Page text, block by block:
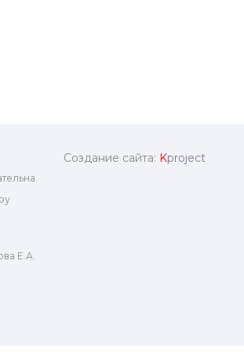
Е.А.
Создание сайта: Kproject